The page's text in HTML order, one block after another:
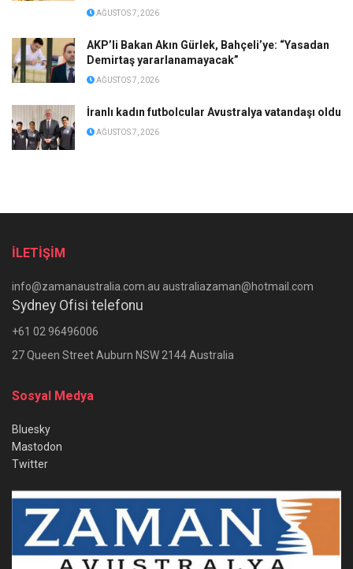
AĞUSTOS 7, 2026
AKP’li Bakan Akın Gürlek, Bahçeli’ye: “Yasadan
Demirtaş yararlanamayacak”
AĞUSTOS 7, 2026
İranlı kadın futbolcular Avustralya vatandaşı oldu
AĞUSTOS 7, 2026
İLETİŞİM
info@zamanaustralia.com.au australiazaman@hotmail.com
Sydney Ofisi telefonu
+61 02 96496006
27 Queen Street Auburn NSW 2144 Australia
Sosyal Medya
Bluesky
Mastodon
Twitter